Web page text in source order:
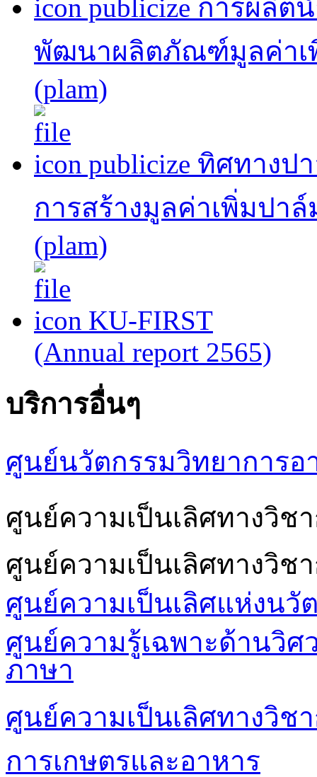
publicize การผลิ
พัฒนาผลิตภัณฑ์มูลค่าเ
(plam)
publicize ทิศทาง
การสร้างมูลค่าเพิ่มปา
(plam)
KU-FIRST
(Annual report 2565)
บริการอื่นๆ
ศูนย์นวัตกรรมวิทยาการอ
ศูนย์ความเป็นเลิศทางวิช
ศูนย์ความเป็นเลิศทางวิ
ศูนย์ความเป็นเลิศแห่งนวั
ศูนย์ความรู้เฉพาะด้านวิศ
ภาษา
ศูนย์ความเป็นเลิศทางวิช
การเกษตรและอาหาร